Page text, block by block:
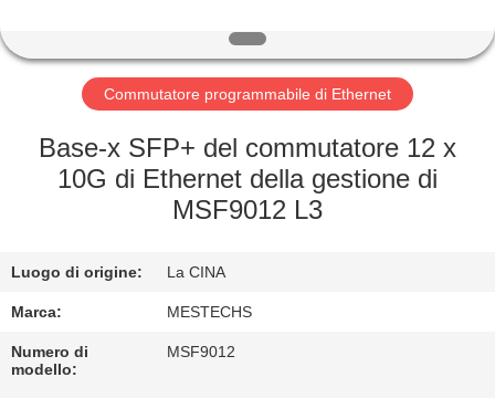
GIRO
DELLA
FABBRICA
CONTROLLO
QUALITÀ
CONTATTICI
Commutatore programmabile di Ethernet
Base-x SFP+ del commutatore 12 x
10G di Ethernet della gestione di
MSF9012 L3
Luogo di origine: La CINA
Marca: MESTECHS
Numero di
modello:
MSF9012